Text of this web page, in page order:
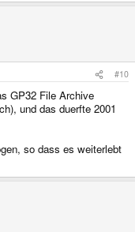
#10
GP32 File Archive
und das duerfte 2001
so dass es weiterlebt